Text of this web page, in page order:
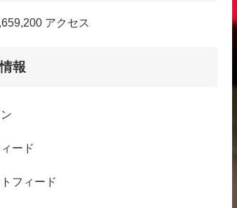
アクセス
報
ード
フィード